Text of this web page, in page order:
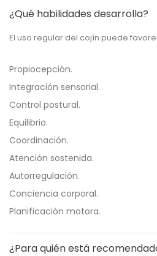
¿Qué habilidades desarrolla?
El uso regular del cojín puede
Propiocepción.
Integración sensorial.
Control postural.
Equilibrio.
Coordinación.
Atención sostenida.
Autorregulación.
Conciencia corporal.
Planificación motora.
¿Para quién está